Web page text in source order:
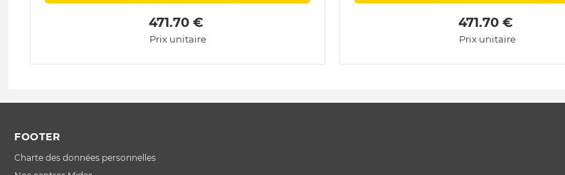
471.70 €
Prix unitaire
471.70 €
Prix unitaire
FOOTER
Charte des données personnelles